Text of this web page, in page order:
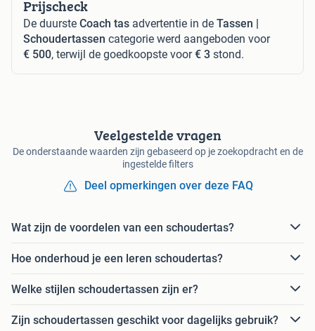
Prijscheck
De duurste Coach tas advertentie in de Tassen |
Schoudertassen categorie werd aangeboden voor
€ 500, terwijl de goedkoopste voor€ 3 stond.
Veelgestelde vragen
De onderstaande waarden zijn gebaseerd op je zoekopdracht en de
ingestelde filters
Deel opmerkingen over deze FAQ
Wat zijn de voordelen van een schoudertas?
Hoe onderhoud je een leren schoudertas?
Welke stijlen schoudertassen zijn er?
Zijn schoudertassen geschikt voor dagelijks gebruik?